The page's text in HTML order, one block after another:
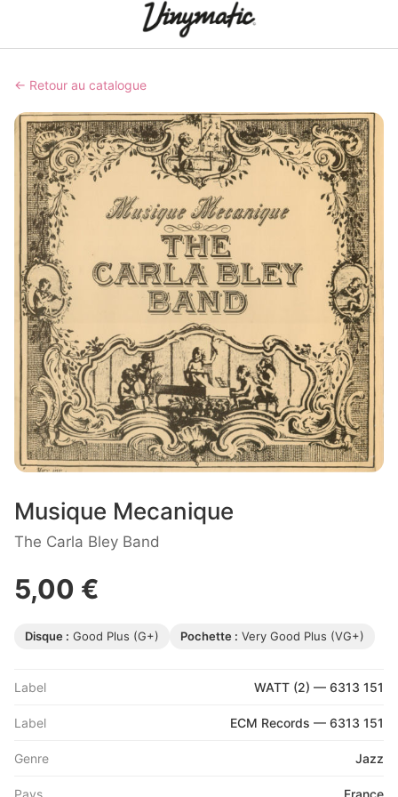
← Retour au catalogue
Musique Mecanique
The Carla Bley Band
5,00 €
Disque : Good Plus (G+) Pochette : Very Good Plus (VG+)
Label WATT (2) — 6313 151
Label ECM Records — 6313 151
Genre Jazz